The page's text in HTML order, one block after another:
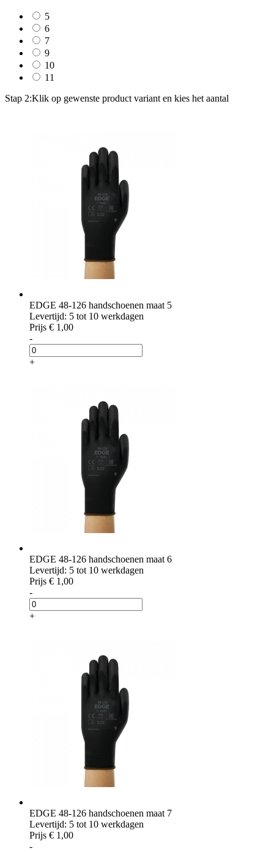
5
6
7
9
10
11
Stap 2:Klik op gewenste product variant en kies het aantal
EDGE 48-126 handschoenen maat 5
Levertijd: 5 tot 10 werkdagen
Prijs € 1,00
-
+
EDGE 48-126 handschoenen maat 6
Levertijd: 5 tot 10 werkdagen
Prijs € 1,00
-
+
EDGE 48-126 handschoenen maat 7
Levertijd: 5 tot 10 werkdagen
Prijs € 1,00
-